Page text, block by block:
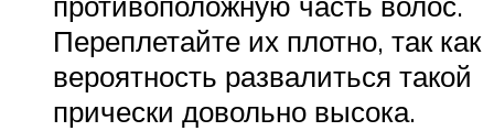
Переплетайте их плотно, так как
вероятность развалиться такой
прически довольно высока.